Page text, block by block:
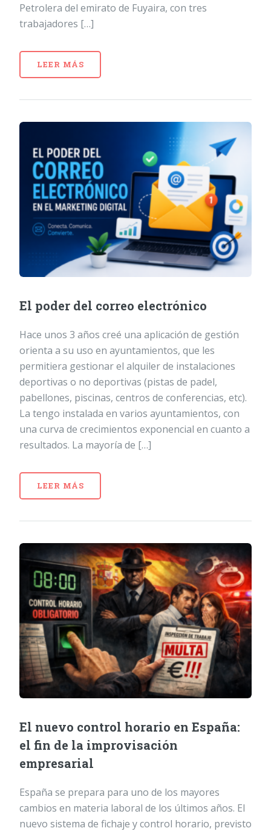
Petrolera del emirato de Fuyaira, con tres
trabajadores […]
LEER MÁS
El poder del correo electrónico
Hace unos 3 años creé una aplicación de gestión
orienta a su uso en ayuntamientos, que les
permitiera gestionar el alquiler de instalaciones
deportivas o no deportivas (pistas de padel,
pabellones, piscinas, centros de conferencias, etc).
La tengo instalada en varios ayuntamientos, con
una curva de crecimientos exponencial en cuanto a
resultados. La mayoría de […]
LEER MÁS
El nuevo control horario en España:
el fin de la improvisación
empresarial
España se prepara para uno de los mayores
cambios en materia laboral de los últimos años. El
nuevo sistema de fichaje y control horario, previsto